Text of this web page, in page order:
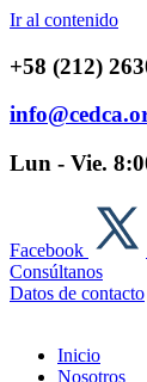
Ir al contenido
+58 (212)
Lun - Vie.
Facebook
Consúltanos
Datos de contacto
Inicio
Nosotros